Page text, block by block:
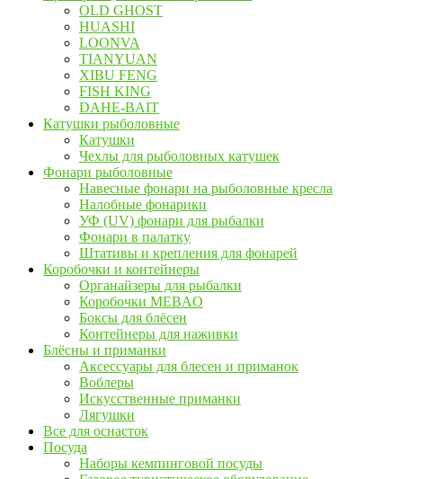
OLD GHOST
HUASHI
LOONVA
TIANYUAN
XIBU FENG
FISH KING
DAHE-BAIT
Катушки рыболовные
Катушки
Чехлы для рыболовных катушек
Фонари рыболовные
Навесные фонари на рыболовные кресла
Налобные фонарики
УФ (UV) фонари для рыбалки
Фонари в палатку
Штативы и крепления для фонарей
Коробочки и контейнеры
Органайзеры для рыбалки
Коробочки MEBAO
Боксы для блёсен
Контейнеры для наживки
Блёсны и приманки
Аксессуары для блесен и приманок
Воблеры
Искусственные приманки
Лягушки
Все для оснасток
Посуда
Наборы кемпинговой посуды